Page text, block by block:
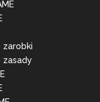
zarobki
zasady